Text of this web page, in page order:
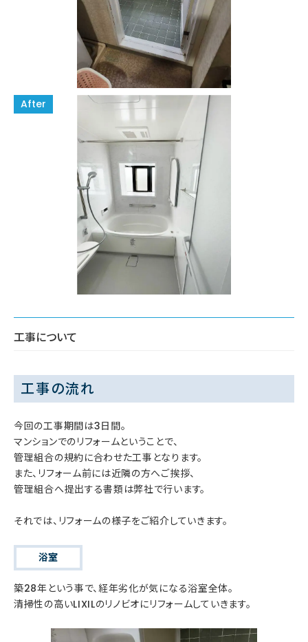
工事について
工事の流れ
今回の工事期間は3日間。
マンションでのリフォームということで、
管理組合の規約に合わせた工事となります。
また、リフォーム前には近隣の方へご挨拶、
管理組合へ提出する書類は弊社で行います。
それでは、リフォームの様子をご紹介していきます。
浴室
築28年という事で、経年劣化が気になる浴室全体。
清掃性の高いLIXILのリノビオにリフォームしていきます。